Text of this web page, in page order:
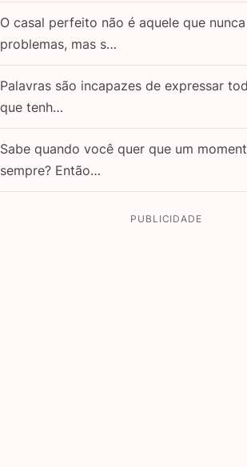
O casal perfeito não é aquele que
problemas, mas s…
Palavras são incapazes de expressar
que tenh…
Sabe quando você quer que um
sempre? Então…
PUBLICIDADE